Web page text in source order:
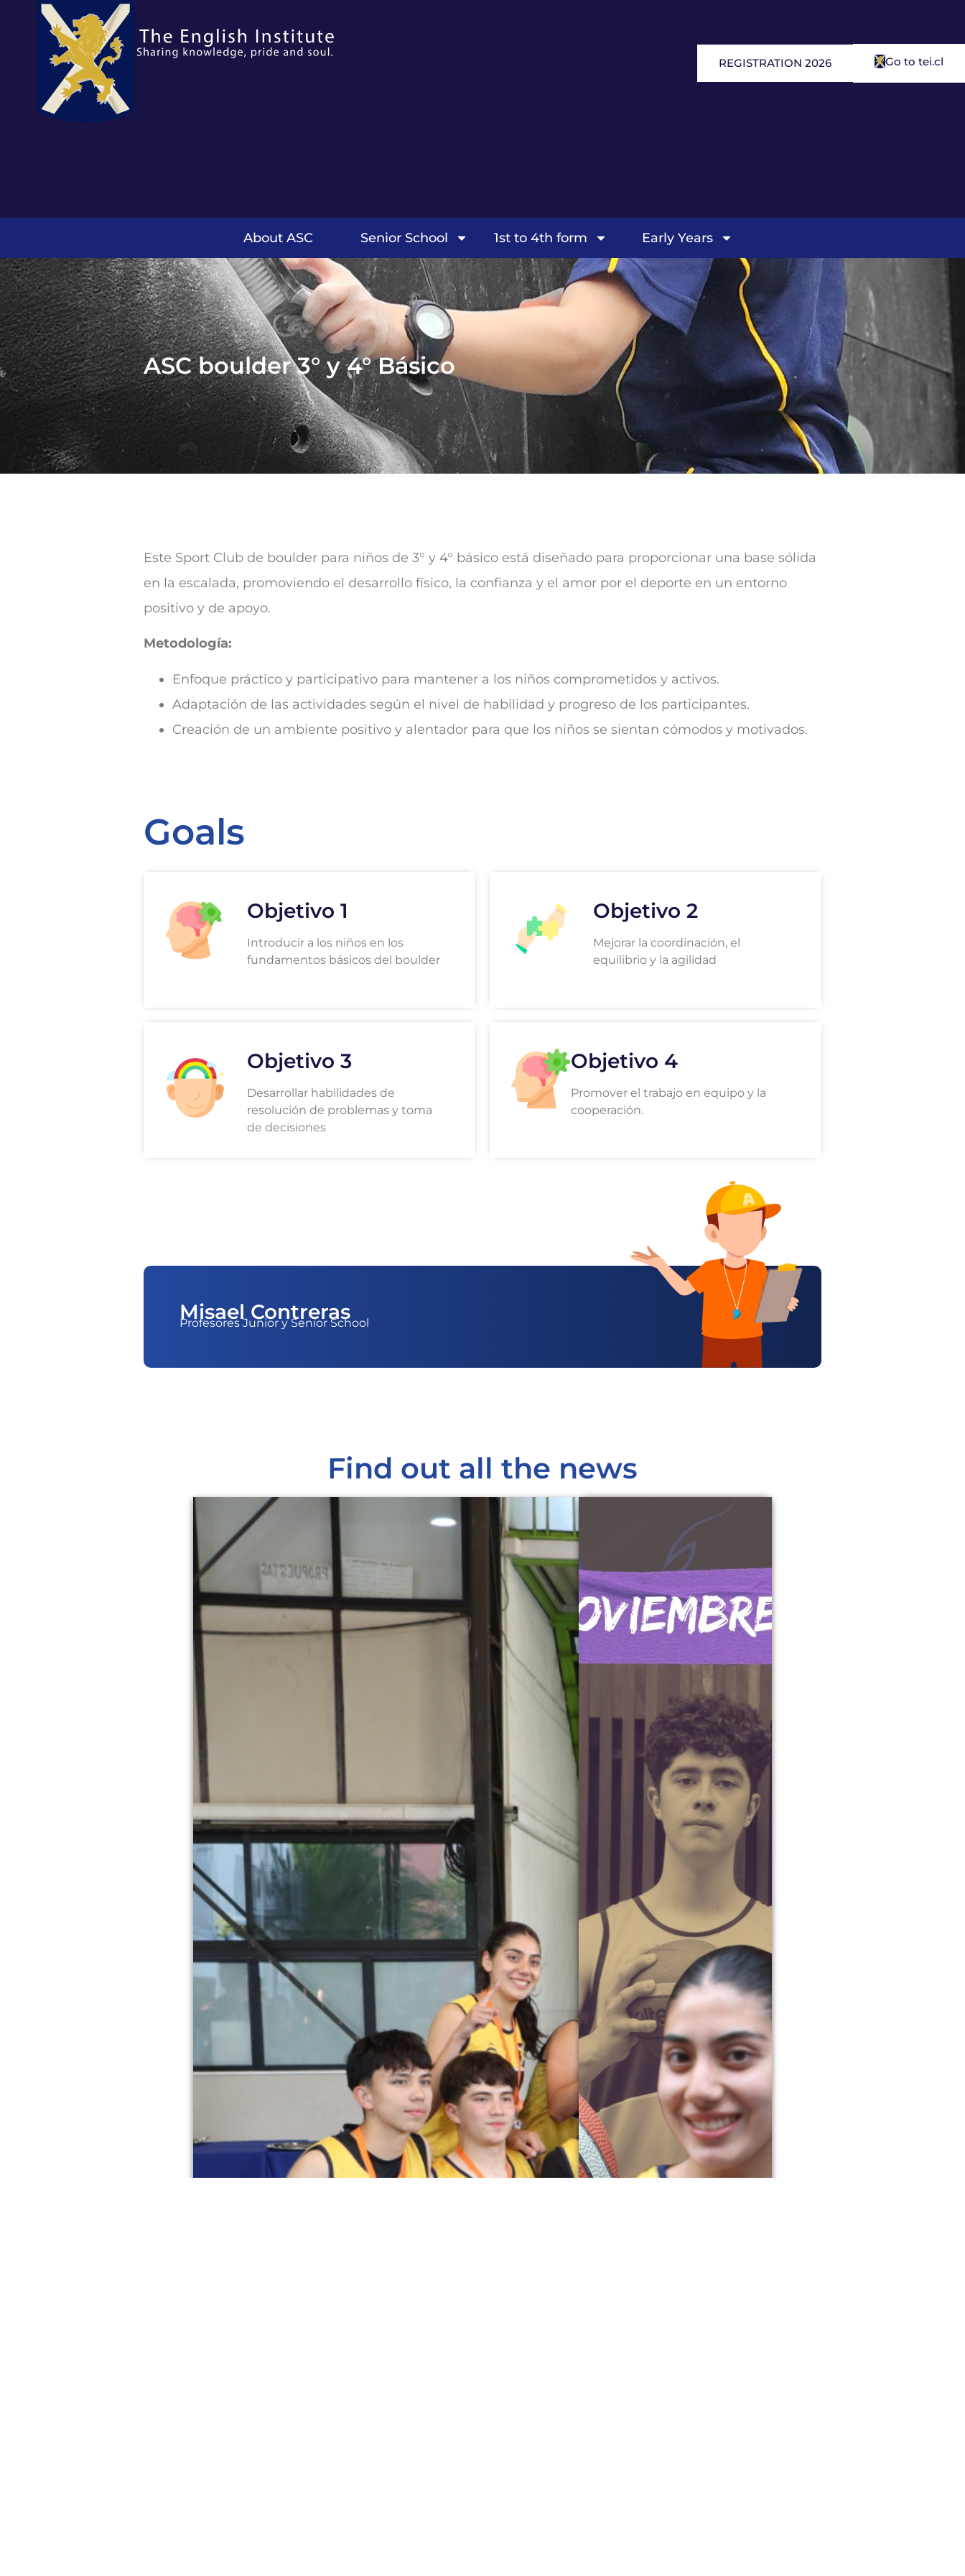
Go to tei.cl
REGISTRATION 2026
About ASC Senior School 1st to 4th form Early Years
ASC boulder 3° y 4° Básico
Este Sport Club de boulder para niños de 3° y 4° básico está diseñado para proporcionar una base sólida
en la escalada, promoviendo el desarrollo físico, la confianza y el amor por el deporte en un entorno
positivo y de apoyo.
Metodología:
Enfoque práctico y participativo para mantener a los niños comprometidos y activos.
Adaptación de las actividades según el nivel de habilidad y progreso de los participantes.
Creación de un ambiente positivo y alentador para que los niños se sientan cómodos y motivados.
Goals
Objetivo 1
Introducir a los niños en los
fundamentos básicos del boulder
Objetivo 2
Mejorar la coordinación, el
equilibrio y la agilidad
Objetivo 3
Desarrollar habilidades de
resolución de problemas y toma
de decisiones
Objetivo 4
Promover el trabajo en equipo y la
cooperación.
Misael Contreras
Profesores Junior y Senior School
Find out all the news